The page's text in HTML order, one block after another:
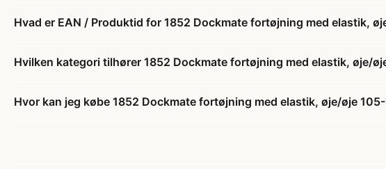
Hvad er EAN / Produktid for 1852 Dockmate fortøjning med elastik,
Hvilken kategori tilhører 1852 Dockmate fortøjning med elastik, øje/
Hvor kan jeg købe 1852 Dockmate fortøjning med elastik, øje/øje